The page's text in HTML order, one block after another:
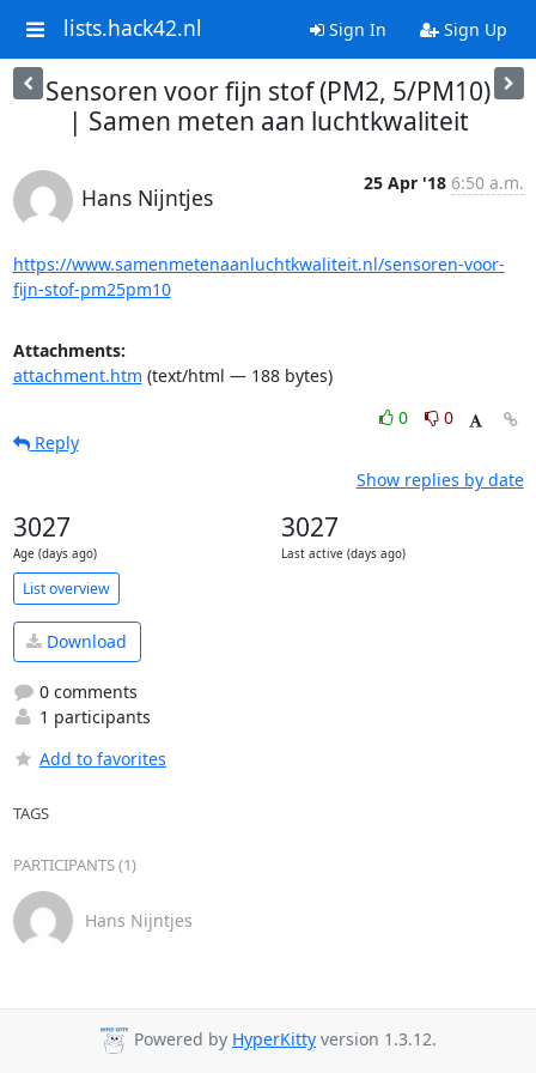
lists.hack42.nl Sign In Sign Up
Sensoren voor fijn stof (PM2, 5/PM10)
| Samen meten aan luchtkwaliteit
Hans Nijntjes
25 Apr '18 6:50 a.m.
https://www.samenmetenaanluchtkwaliteit.nl/sensoren-voor-
fijn-stof-pm25pm10
Attachments:
attachment.htm (text/html — 188 bytes)
0
0
Reply
Show replies by date
3027
Age (days ago)
3027
Last active (days ago)
List overview
Download
0 comments
1 participants
Add to favorites
TAGS
PARTICIPANTS (1)
Hans Nijntjes
Powered by HyperKitty version 1.3.12.